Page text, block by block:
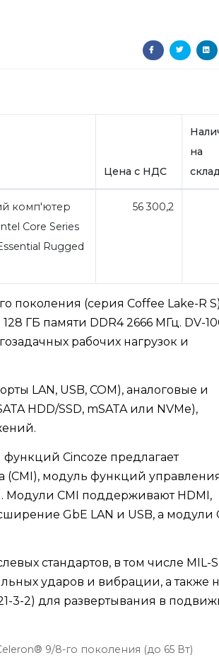
Цена с НДС
на
комп'ютер
Core Series
Rugged
56 300,2
поколения (серия Coffee Lake-R
ГБ памяти DDR4 2666 МГц. DV-
рабочих нагрузок и
LAN, USB, COM), аналоговые и
HDD/SSD, mSATA или NVMe),
Cincoze предлагает
модуль функций
Модули CMI поддерживают HDMI,
GbE LAN и USB, а модули
стандартов, в том числе MIL-
ударов и вибрации, а также
3-2) для развертывания в
9/8-го поколения (до 65 Вт)